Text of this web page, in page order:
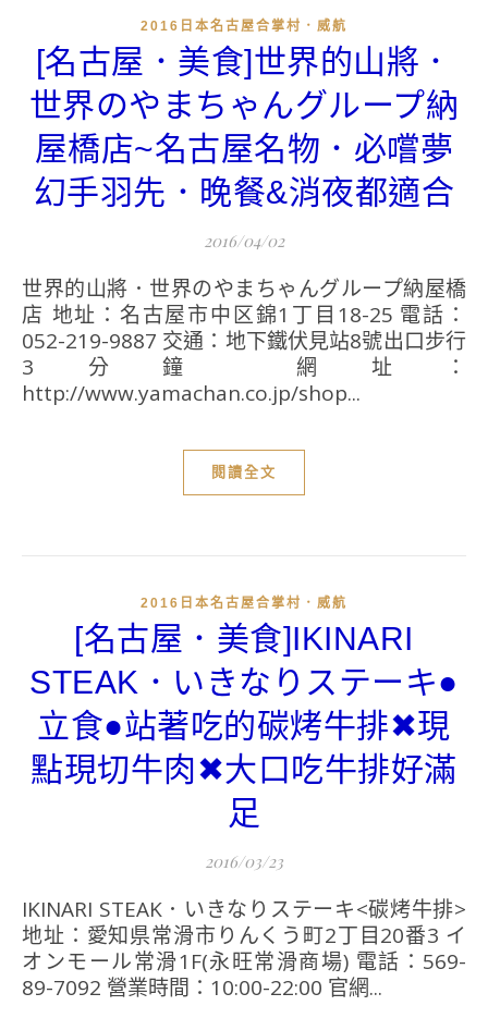
2016日本名古屋合掌村．威航
[名古屋．美食]世界的山將．
世界のやまちゃんグループ納
屋橋店~名古屋名物．必嚐夢
幻手羽先．晚餐&消夜都適合
2016/04/02
世界的山將．世界のやまちゃんグループ納屋橋
店 地址：名古屋市中区錦1丁目18-25 電話：
052-219-9887 交通：地下鐵伏見站8號出口步行
3分鐘 網址：
http://www.yamachan.co.jp/shop...
閱讀全文
2016日本名古屋合掌村．威航
[名古屋．美食]IKINARI
STEAK．いきなりステーキ●
立食●站著吃的碳烤牛排✖現
點現切牛肉✖大口吃牛排好滿
足
2016/03/23
IKINARI STEAK．いきなりステーキ<碳烤牛排>
地址：愛知県常滑市りんくう町2丁目20番3 イ
オンモール常滑1F(永旺常滑商場) 電話：569-
89-7092 營業時間：10:00-22:00 官網...